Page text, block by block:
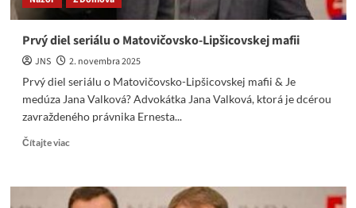
Prvý diel seriálu o Matovičovsko-Lipšicovskej mafii
JNS
2. novembra 2025
Prvý diel seriálu o Matovičovsko-Lipšicovskej mafii & Je
medúza Jana Valková? Advokátka Jana Valková, ktorá je dcérou
zavraždeného právnika Ernesta...
Čítajte viacRead
Prvý
diel